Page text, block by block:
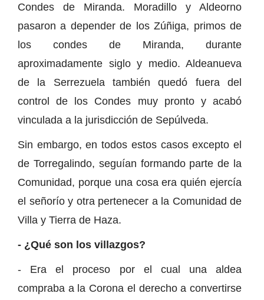
Condes de Miranda. Moradillo y Aldeorno
pasaron a depender de los Zúñiga, primos de
los condes de Miranda, durante
aproximadamente siglo y medio. Aldeanueva
de la Serrezuela también quedó fuera del
control de los Condes muy pronto y acabó
vinculada a la jurisdicción de Sepúlveda.
Sin embargo, en todos estos casos excepto el
de Torregalindo, seguían formando parte de la
Comunidad, porque una cosa era quién ejercía
el señorío y otra pertenecer a la Comunidad de
Villa y Tierra de Haza.
- ¿Qué son los villazgos?
- Era el proceso por el cual una aldea
compraba a la Corona el derecho a convertirse